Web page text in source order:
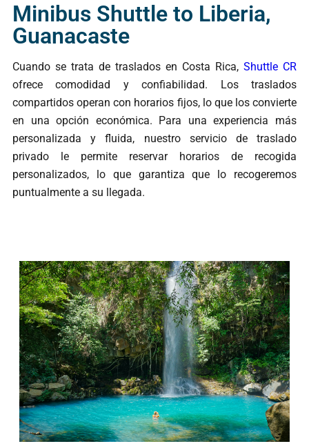
Minibus Shuttle to Liberia,
Guanacaste
Cuando se trata de traslados en Costa Rica, Shuttle CR
ofrece comodidad y confiabilidad. Los traslados
compartidos operan con horarios fijos, lo que los convierte
en una opción económica. Para una experiencia más
personalizada y fluida, nuestro servicio de traslado
privado le permite reservar horarios de recogida
personalizados, lo que garantiza que lo recogeremos
puntualmente a su llegada.